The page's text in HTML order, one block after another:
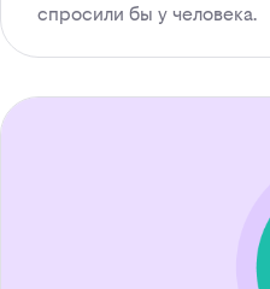
спросили бы у человека.